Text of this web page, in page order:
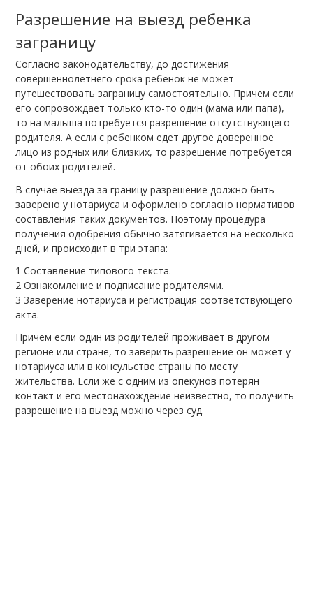
Разрешение на выезд ребенка
заграницу
Согласно законодательству, до достижения
совершеннолетнего срока ребенок не может
путешествовать заграницу самостоятельно. Причем если
его сопровождает только кто-то один (мама или папа),
то на малыша потребуется разрешение отсутствующего
родителя. А если с ребенком едет другое доверенное
лицо из родных или близких, то разрешение потребуется
от обоих родителей.
В случае выезда за границу разрешение должно быть
заверено у нотариуса и оформлено согласно нормативов
составления таких документов. Поэтому процедура
получения одобрения обычно затягивается на несколько
дней, и происходит в три этапа:
Составление типового текста.
Ознакомление и подписание родителями.
Заверение нотариуса и регистрация соответствующего
акта.
Причем если один из родителей проживает в другом
регионе или стране, то заверить разрешение он может у
нотариуса или в консульстве страны по месту
жительства. Если же с одним из опекунов потерян
контакт и его местонахождение неизвестно, то получить
разрешение на выезд можно через суд.